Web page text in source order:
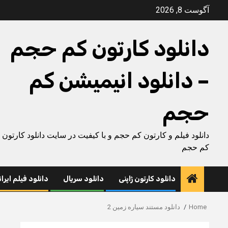
آگوست 8, 2026
دانلود کارتون کم حجم
– دانلود انیمیشن کم
حجم
دانلود فیلم و کارتون کم حجم و با کیفیت در سایت دانلود کارتون
کم حجم
دانلود کارتون ژاپنی دانلود سریال دانلود فیلم
Home دانلود مستند سیاره زمین 2